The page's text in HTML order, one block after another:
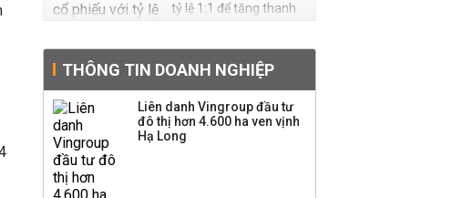
tỷ lệ 1:1 để tăng thanh
Sau nhịp điều chỉnh
mạnh, CTCK nhìn thấy
cơ hội ở nhóm cổ phiếu
nào?
THÔNG TIN DOANH NGHIỆP
Liên danh Vingroup đầu tư
đô thị hơn 4.600 ha ven vịnh
Hạ Long